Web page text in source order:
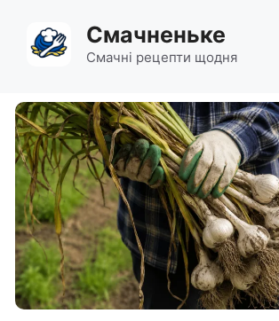
вмісту
Смачненьке
Смачні рецепти щодня